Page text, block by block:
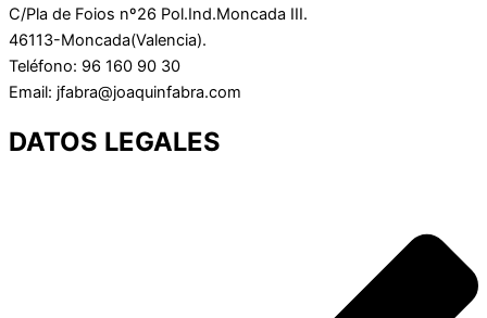
C/Pla de Foios nº26 Pol.Ind.Moncada III.
46113-Moncada(Valencia).
Teléfono: 96 160 90 30
Email: jfabra@joaquinfabra.com
DATOS LEGALES